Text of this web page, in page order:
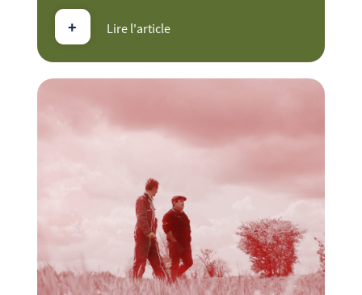
+ Lire l'article